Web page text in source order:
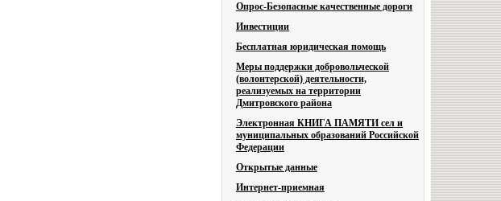
Опрос-Безопасные качественные дороги
Инвестиции
Бесплатная юридическая помощь
Меры поддержки добровольческой
(волонтерской) деятельности,
реализуемых на территории
Дмитровского района
Электронная КНИГА ПАМЯТИ сел и
муниципальных образований Российской
Федерации
Открытые данные
Интернет-приемная